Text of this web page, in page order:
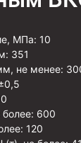
МПа: 10
351
не менее:
600
120